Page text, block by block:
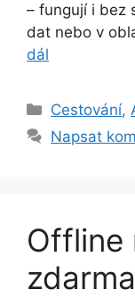
– fungují i bez
dat nebo v
dál
Rubriky
Cestování,
Napsat
Offline